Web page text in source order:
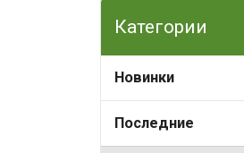
Категории
Новинки
Последние